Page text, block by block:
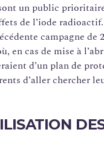
un public
de l’iode
campagne de
en cas de mise à
d’un plan de
d’aller chercher